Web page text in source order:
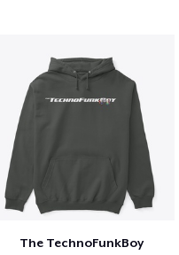
The TechnoFunkBoy